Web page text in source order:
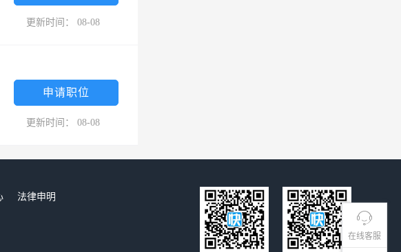
在线客服
更新时间： 08-08
申请职位
更新时间： 08-08
法律申明